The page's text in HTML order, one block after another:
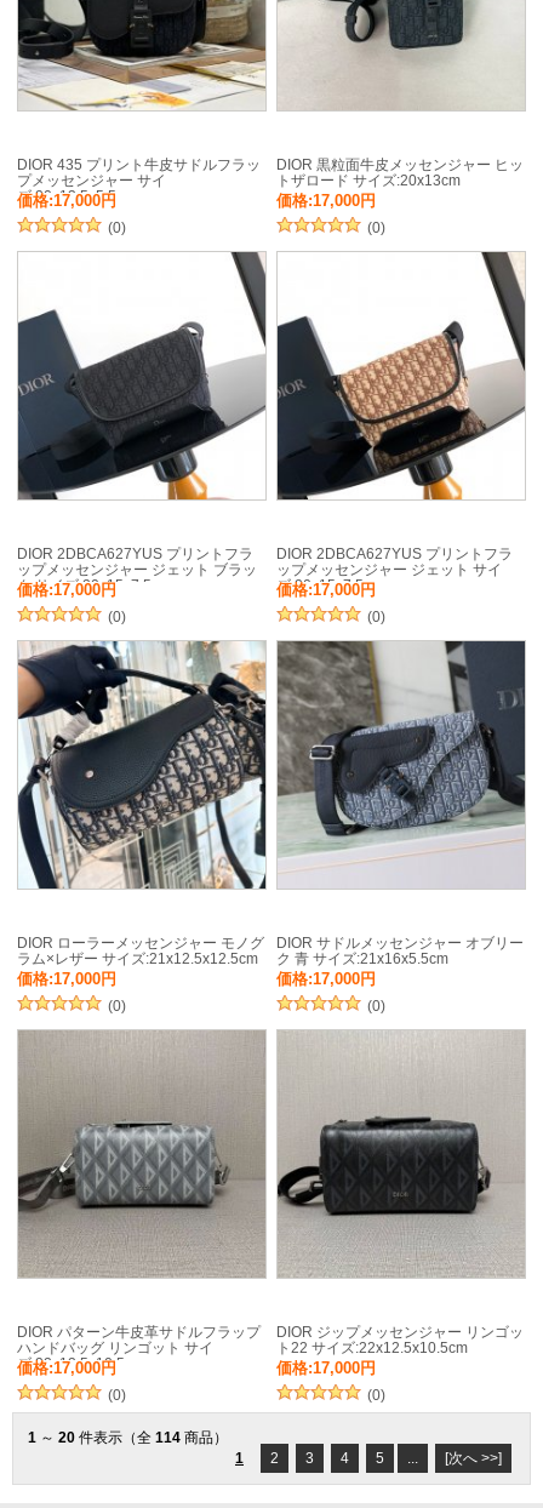
DIOR 435 プリント牛皮サドルフラッ
プメッセンジャー サイ
ズ:20x13.5x5.5cm
価格:17,000円
(0)
DIOR 黒粒面牛皮メッセンジャー ヒッ
トザロード サイズ:20x13cm
価格:17,000円
(0)
DIOR 2DBCA627YUS プリントフラ
ップメッセンジャー ジェット ブラッ
ク サイズ:20x15x7.5cm
価格:17,000円
(0)
DIOR 2DBCA627YUS プリントフラ
ップメッセンジャー ジェット サイ
ズ:20x15x7.5cm
価格:17,000円
(0)
DIOR ローラーメッセンジャー モノグ
ラム×レザー サイズ:21x12.5x12.5cm
価格:17,000円
(0)
DIOR サドルメッセンジャー オブリー
ク 青 サイズ:21x16x5.5cm
価格:17,000円
(0)
DIOR パターン牛皮革サドルフラップ
ハンドバッグ リンゴット サイ
ズ:22x12.5x10.5cm
価格:17,000円
(0)
DIOR ジップメッセンジャー リンゴッ
ト22 サイズ:22x12.5x10.5cm
価格:17,000円
(0)
1 ～ 20 件表示（全 114 商品）
1
2 3 4 5 ... [次へ >>]